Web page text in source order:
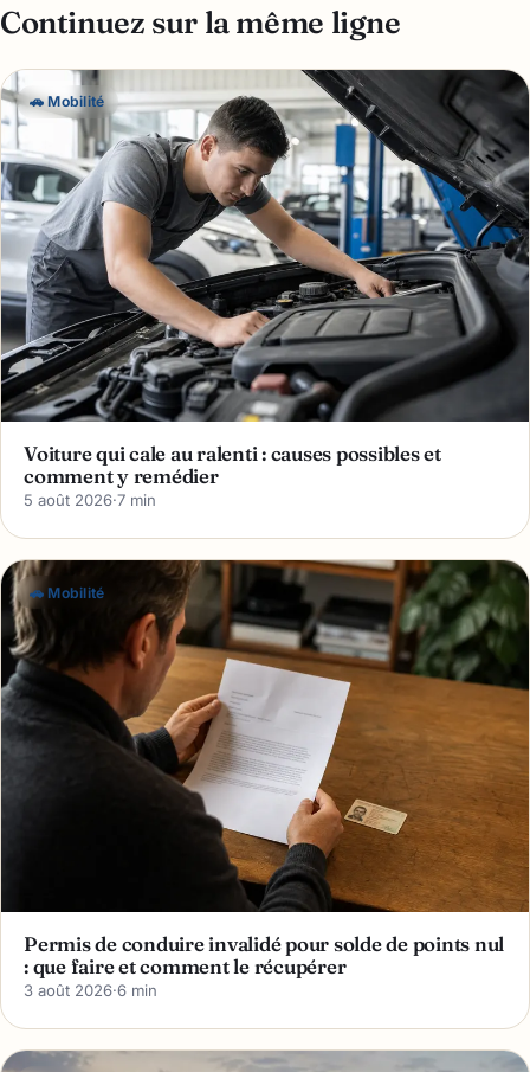
Continuez sur la même ligne
🚗 Mobilité
Voiture qui cale au ralenti : causes possibles et
comment y remédier
5 août 2026·7 min
🚗 Mobilité
Permis de conduire invalidé pour solde de points nul
: que faire et comment le récupérer
3 août 2026·6 min